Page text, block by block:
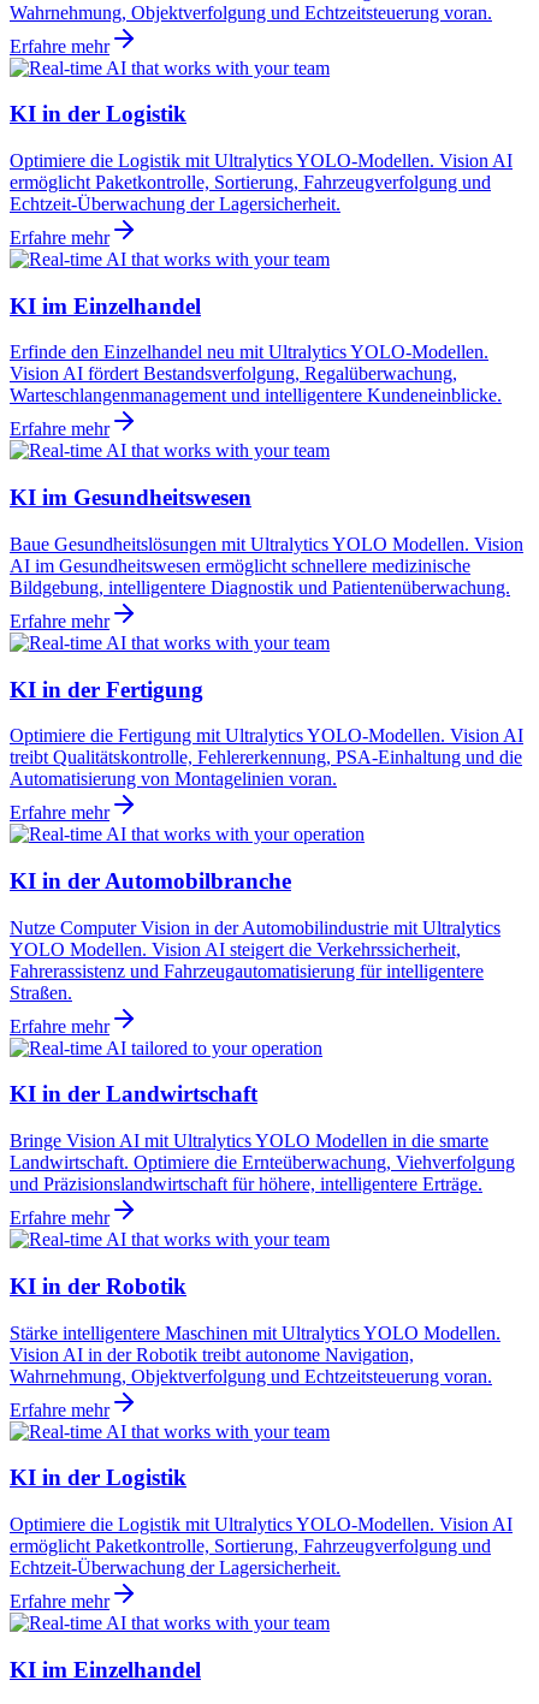
Wahrnehmung, Objektverfolgung und Echtzeitsteuerung voran.
Erfahre mehr
KI in der Logistik
Optimiere die Logistik mit Ultralytics YOLO-Modellen. Vision AI
ermöglicht Paketkontrolle, Sortierung, Fahrzeugverfolgung und
Echtzeit-Überwachung der Lagersicherheit.
Erfahre mehr
KI im Einzelhandel
Erfinde den Einzelhandel neu mit Ultralytics YOLO-Modellen.
Vision AI fördert Bestandsverfolgung, Regalüberwachung,
Warteschlangenmanagement und intelligentere Kundeneinblicke.
Erfahre mehr
KI im Gesundheitswesen
Baue Gesundheitslösungen mit Ultralytics YOLO Modellen. Vision
AI im Gesundheitswesen ermöglicht schnellere medizinische
Bildgebung, intelligentere Diagnostik und Patientenüberwachung.
Erfahre mehr
KI in der Fertigung
Optimiere die Fertigung mit Ultralytics YOLO-Modellen. Vision AI
treibt Qualitätskontrolle, Fehlererkennung, PSA-Einhaltung und die
Automatisierung von Montagelinien voran.
Erfahre mehr
KI in der Automobilbranche
Nutze Computer Vision in der Automobilindustrie mit Ultralytics
YOLO Modellen. Vision AI steigert die Verkehrssicherheit,
Fahrerassistenz und Fahrzeugautomatisierung für intelligentere
Straßen.
Erfahre mehr
KI in der Landwirtschaft
Bringe Vision AI mit Ultralytics YOLO Modellen in die smarte
Landwirtschaft. Optimiere die Ernteüberwachung, Viehverfolgung
und Präzisionslandwirtschaft für höhere, intelligentere Erträge.
Erfahre mehr
KI in der Robotik
Stärke intelligentere Maschinen mit Ultralytics YOLO Modellen.
Vision AI in der Robotik treibt autonome Navigation,
Wahrnehmung, Objektverfolgung und Echtzeitsteuerung voran.
Erfahre mehr
KI in der Logistik
Optimiere die Logistik mit Ultralytics YOLO-Modellen. Vision AI
ermöglicht Paketkontrolle, Sortierung, Fahrzeugverfolgung und
Echtzeit-Überwachung der Lagersicherheit.
Erfahre mehr
KI im Einzelhandel